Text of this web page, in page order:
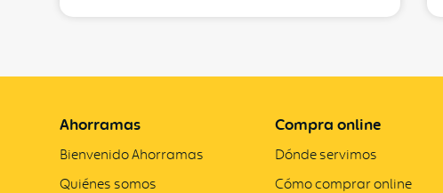
Ahorramas
Bienvenido Ahorramas
Quiénes somos
Compra online
Dónde servimos
Cómo comprar online